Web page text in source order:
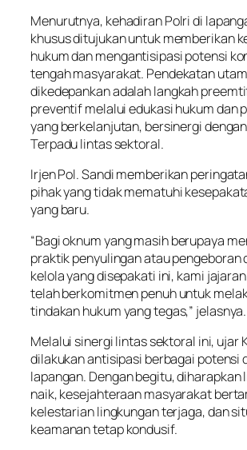
Menurutnya, kehadiran Polri di
khusus ditujukan untuk memberikan
hukum dan mengantisipasi potensi
tengah masyarakat. Pendekatan
dikedepankan adalah langkah
preventif melalui edukasi hukum dan
yang berkelanjutan, bersinergi
Terpadu lintas sektoral.
Irjen Pol. Sandi memberikan
pihak yang tidak mematuhi
yang baru.
“Bagi oknum yang masih berupaya
praktik penyulingan atau pengeboran
kelola yang disepakati ini, kami
telah berkomitmen penuh untuk
tindakan hukum yang tegas,” jelasnya.
Melalui sinergi lintas sektoral ini, ujar
dilakukan antisipasi berbagai potensi
lapangan. Dengan begitu,
naik, kesejahteraan masyarakat
kelestarian lingkungan terjaga, dan
keamanan tetap kondusif.